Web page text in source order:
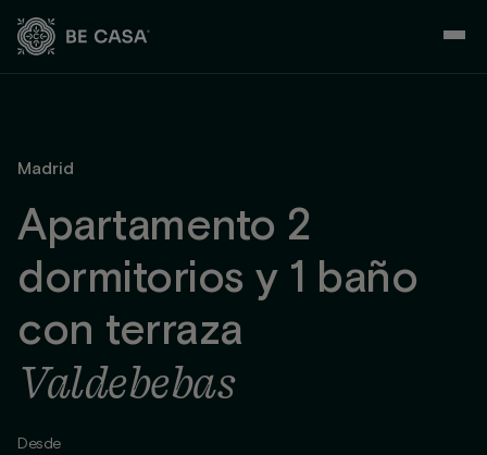
Madrid
Apartamento 2
dormitorios y 1 baño
con terraza
Valdebebas
Desde